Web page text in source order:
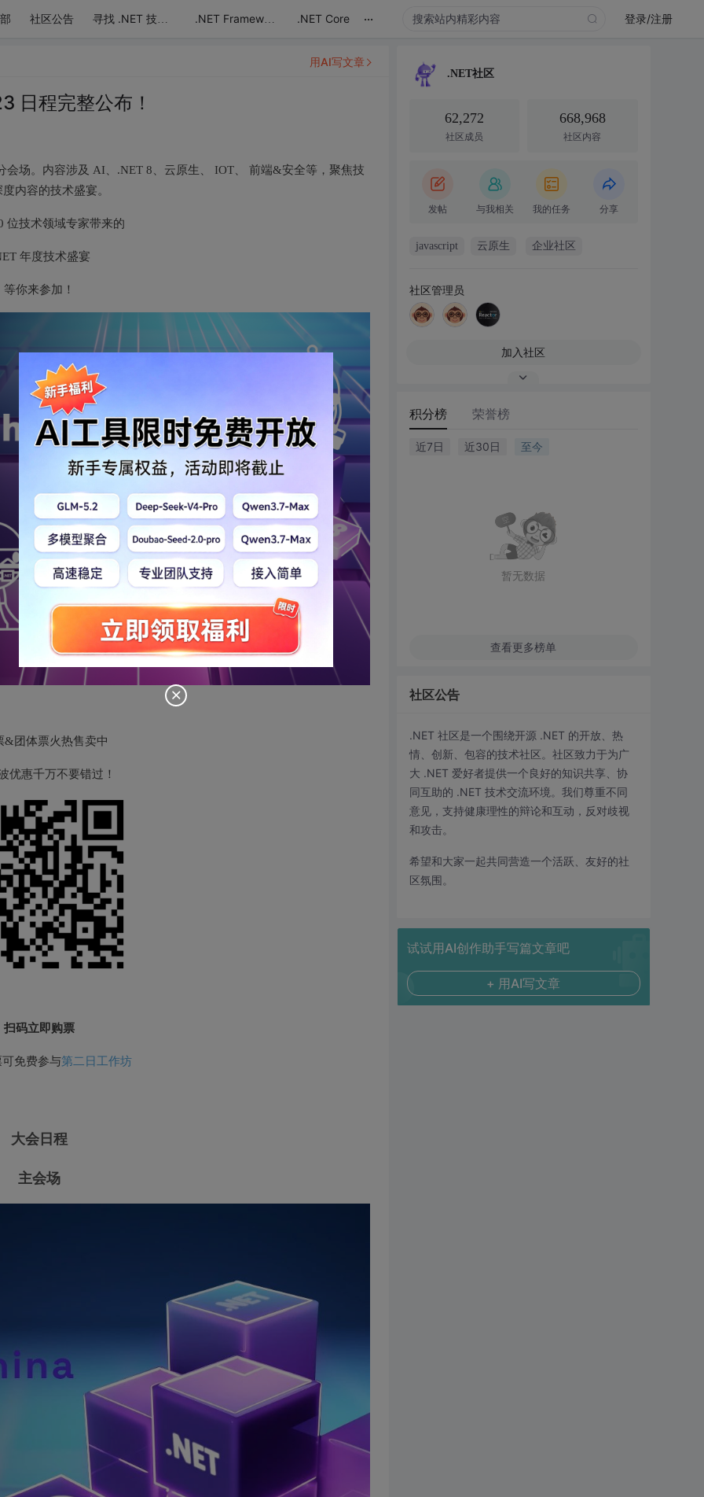
社区公告 寻找 .NET 技术达人 .NET Framework .NET Core ... 登录/注册
日程完整公布！
会场。内容涉及 AI、.NET 8、云原生、 IOT、 前端&安全等，聚焦技
内容的技术盛宴。
位技术领域专家带来的
年度技术盛宴
等你来参加！
&团体票火热售卖中
优惠千万不要错过！
扫码立即购票
免费参与第二日工作坊
大会日程
主会场
用AI写文章
.NET社区
62,272
社区成员
668,968
社区内容
发帖 与我相关 我的任务 分享
javascript 云原生 企业社区
社区管理员
加入社区
积分榜 荣誉榜
近7日 近30日 至今
暂无数据
查看更多榜单
社区公告
.NET 社区是一个围绕开源 .NET 的开放、热
情、创新、包容的技术社区。社区致力于为广
大 .NET 爱好者提供一个良好的知识共享、协
同互助的 .NET 技术交流环境。我们尊重不同
意见，支持健康理性的辩论和互动，反对歧视
和攻击。
希望和大家一起共同营造一个活跃、友好的社
区氛围。
试试用AI创作助手写篇文章吧
+ 用AI写文章